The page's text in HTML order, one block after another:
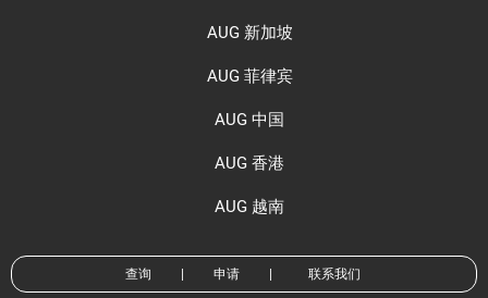
AUG 新加坡
AUG 菲律宾
AUG 中国
AUG 香港
AUG 越南
查询 申请 联系我们